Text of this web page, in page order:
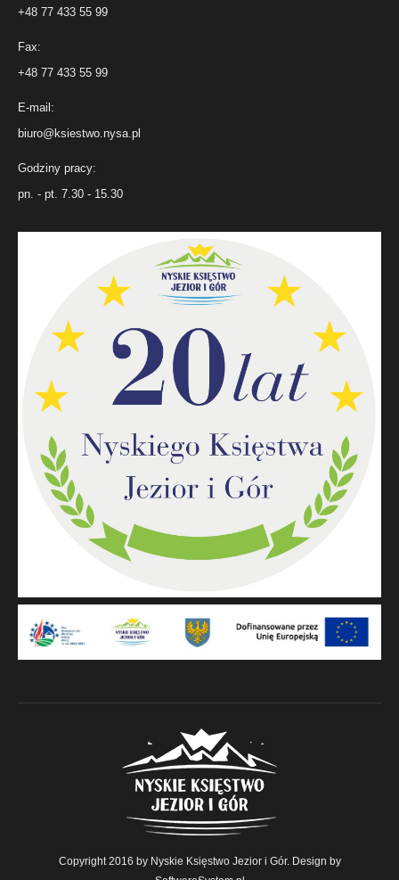
+48 77 433 55 99
Fax:
+48 77 433 55 99
E-mail:
biuro@ksiestwo.nysa.pl
Godziny pracy:
pn. - pt. 7.30 - 15.30
Copyright 2016 by Nyskie Księstwo Jezior i Gór. Design by